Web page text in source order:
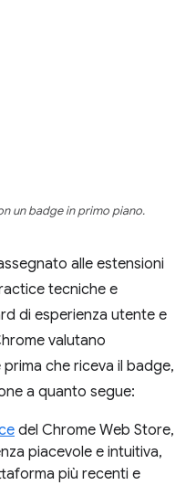
un badge in primo piano.
alle estensioni
tecniche e
di esperienza utente e
valutano
che riceva il badge,
a quanto segue:
del Chrome Web Store,
piacevole e intuitiva,
più recenti e